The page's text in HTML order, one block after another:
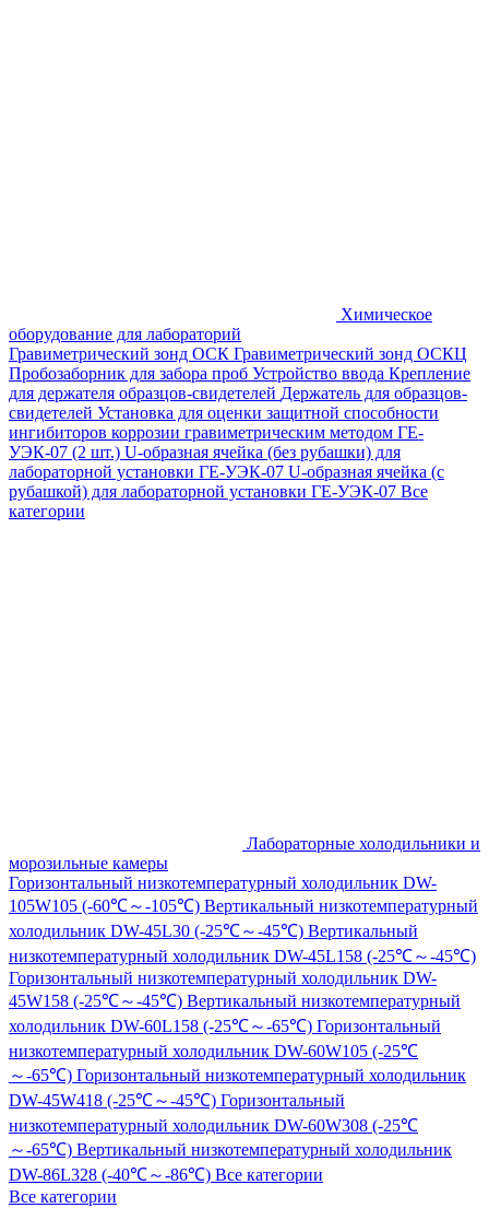
Химическое
оборудование для лабораторий
Гравиметрический зонд ОСК Гравиметрический зонд ОСКЦ
Пробозаборник для забора проб Устройство ввода Крепление
для держателя образцов-свидетелей Держатель для образцов-
свидетелей Установка для оценки защитной способности
ингибиторов коррозии гравиметрическим методом ГЕ-
УЭК-07 (2 шт.) U-образная ячейка (без рубашки) для
лабораторной установки ГЕ-УЭК-07 U-образная ячейка (с
рубашкой) для лабораторной установки ГЕ-УЭК-07 Все
категории
Лабораторные холодильники и
морозильные камеры
Горизонтальный низкотемпературный холодильник DW-
105W105 (-60℃～-105℃) Вертикальный низкотемпературный
холодильник DW-45L30 (-25℃～-45℃) Вертикальный
низкотемпературный холодильник DW-45L158 (-25℃～-45℃)
Горизонтальный низкотемпературный холодильник DW-
45W158 (-25℃～-45℃) Вертикальный низкотемпературный
холодильник DW-60L158 (-25℃～-65℃) Горизонтальный
низкотемпературный холодильник DW-60W105 (-25℃
～-65℃) Горизонтальный низкотемпературный холодильник
DW-45W418 (-25℃～-45℃) Горизонтальный
низкотемпературный холодильник DW-60W308 (-25℃
～-65℃) Вертикальный низкотемпературный холодильник
DW-86L328 (-40℃～-86℃) Все категории
Все категории